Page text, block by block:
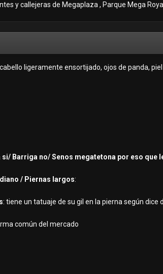
y callejeras de Megaplaza , Parque Mega
ligeramente ensortijado, ojos de panda,
Barriga no/ Senos megatetona por eso que
/ Piernas largos:
: tiene un tatuaje de su gil en la pierna según dice
común del mercado